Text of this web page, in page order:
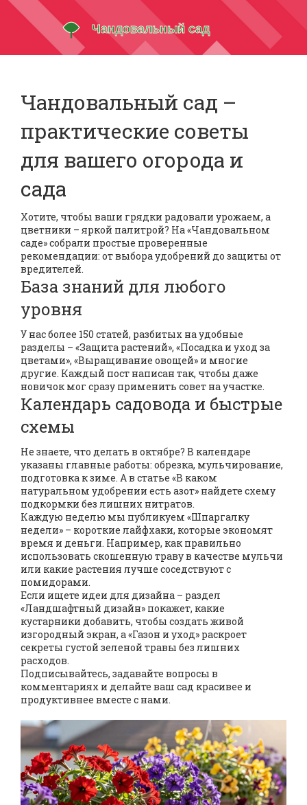
Чандовальный сад –
практические советы
для вашего огорода и
сада
Хотите, чтобы ваши грядки радовали урожаем, а
цветники – яркой палитрой? На «Чандовальном
саде» собрали простые проверенные
рекомендации: от выбора удобрений до защиты от
вредителей.
База знаний для любого
уровня
У нас более 150 статей, разбитых на удобные
разделы – «Защита растений», «Посадка и уход за
цветами», «Выращивание овощей» и многие
другие. Каждый пост написан так, чтобы даже
новичок мог сразу применить совет на участке.
Календарь садовода и быстрые
схемы
Не знаете, что делать в октябре? В календаре
указаны главные работы: обрезка, мульчирование,
подготовка к зиме. А в статье «В каком
натуральном удобрении есть азот» найдете схему
подкормки без лишних нитратов.
Каждую неделю мы публикуем «Шпаргалку
недели» – короткие лайфхаки, которые экономят
время и деньги. Например, как правильно
использовать скошенную траву в качестве мульчи
или какие растения лучше соседствуют с
помидорами.
Если ищете идеи для дизайна – раздел
«Ландшафтный дизайн» покажет, какие
кустарники добавить, чтобы создать живой
изгородный экран, а «Газон и уход» раскроет
секреты густой зеленой травы без лишних
расходов.
Подписывайтесь, задавайте вопросы в
комментариях и делайте ваш сад красивее и
продуктивнее вместе с нами.